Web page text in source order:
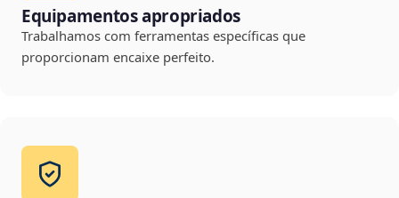
Equipamentos apropriados
Trabalhamos com ferramentas específicas que
proporcionam encaixe perfeito.